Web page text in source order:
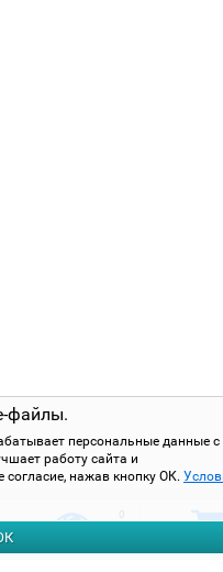
файлы.
персональные данные с
работу сайта и
нажав кнопку ОК.